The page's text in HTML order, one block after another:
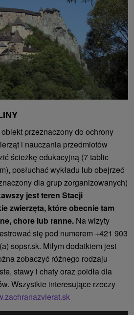
obiekt przeznaczony do ochrony
i nauczania przedmiotów
ścieżkę edukacyjną (7 tablic
posłuchać wykładu lub obejrzeć
dla grup zorganizowanych)
jest teren Stacji
zwierzęta, które obecnie tam
chore lub ranne. Na wizyty
się pod numerem +421 903
sopsr.sk. Miłym dodatkiem jest
zobaczyć różnego rodzaju
stawy i chaty oraz poidła dla
Wszystkie interesujące rzeczy